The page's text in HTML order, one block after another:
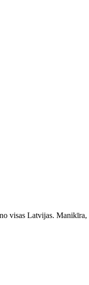
visas Latvijas.